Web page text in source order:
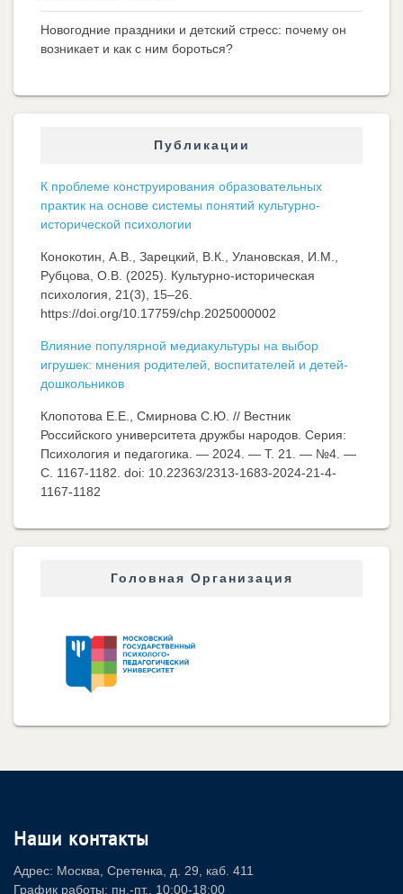
Новогодние праздники и детский стресс: почему он
возникает и как с ним бороться?
Публикации
К проблеме конструирования образовательных
практик на основе системы понятий культурно-
исторической психологии
Конокотин, А.В., Зарецкий, В.К., Улановская, И.М.,
Рубцова, О.В. (2025). Культурно-историческая
психология, 21(3), 15–26.
https://doi.org/10.17759/chp.2025000002
Влияние популярной медиакультуры на выбор
игрушек: мнения родителей, воспитателей и детей-
дошкольников
Клопотова Е.Е., Смирнова С.Ю. // Вестник
Российского университета дружбы народов. Серия:
Психология и педагогика. — 2024. — Т. 21. — №4. —
C. 1167-1182. doi: 10.22363/2313-1683-2024-21-4-
1167-1182
Головная Организация
Наши контакты
Адрес: Москва, Сретенка, д. 29, каб. 411
График работы: пн.-пт., 10:00-18:00